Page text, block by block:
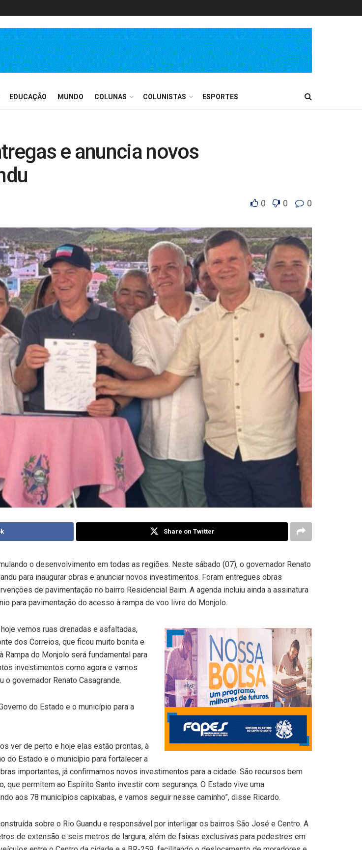
EDUCAÇÃO MUNDO COLUNAS COLUNISTAS ESPORTES
e anuncia novos
0 0 0
Share on Twitter
o desenvolvimento em todas as regiões. Neste sábado (07), o governador Renato
para inaugurar obras e anunciar novos investimentos. Foram entregues obras
de pavimentação no bairro Residencial Baim. A agenda incluiu ainda a assinatura
para pavimentação do acesso à rampa de voo livre do Monjolo.
vemos ruas drenadas e asfaltadas,
dos Correios, que ficou muito bonita e
do Monjolo será fundamental para
investimentos como agora e vamos
o governador Renato Casagrande.
do Estado e o município para a
ver de perto e hoje elas estão prontas, à
do Estado e o município para fortalecer a
importantes, já confirmamos novos investimentos para a cidade. São recursos bem
permitem ao Espírito Santo investir com segurança. O Estado vive uma
aos 78 municípios capixabas, e vamos seguir nesse caminho”, disse Ricardo.
sobre o Rio Guandu e responsável por interligar os bairros São José e Centro. A
de extensão e seis metros de largura, além de faixas exclusivas para pedestres em